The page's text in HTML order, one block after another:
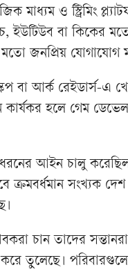
মাধ্যম ও স্ট্রিমিং
ইউটিউব বা কিকের
জনপ্রিয় যোগাযোগ
বা আর্ক রেইডার্স-এ
হলে গেম
আইন চালু
ক্রমবর্ধমান সংখ্যক
চান তাদের
তুলেছে।